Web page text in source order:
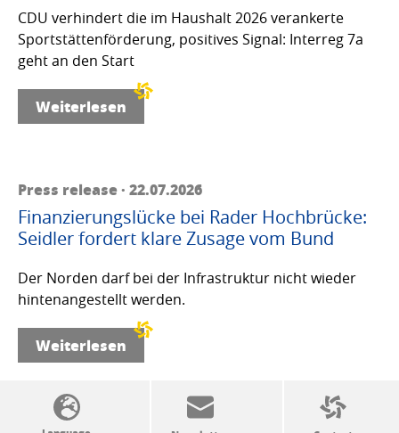
CDU verhindert die im Haushalt 2026 verankerte
Sportstättenförderung, positives Signal: Interreg 7a
geht an den Start
Weiterlesen
Press release · 22.07.2026
Finanzierungslücke bei Rader Hochbrücke:
Seidler fordert klare Zusage vom Bund
Der Norden darf bei der Infrastruktur nicht wieder
hintenangestellt werden.
Weiterlesen
SSW politics from A to Z